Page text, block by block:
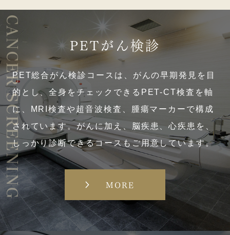
CANCER SCREENING PETがん検診
PET総合がん検診コースは、がんの早期発見を目
的とし、全身をチェックできるPET-CT検査を軸
に、MRI検査や超音波検査、腫瘍マーカーで構成
されています。がんに加え、脳疾患、心疾患を、
しっかり診断できるコースもご用意しています。
MORE